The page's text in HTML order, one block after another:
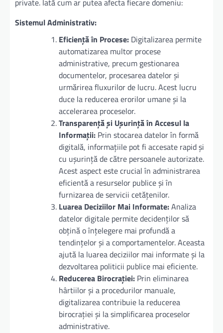
private. Iată cum ar putea afecta fiecare domeniu:
Sistemul Administrativ:
Eficiență în Procese: Digitalizarea permite
automatizarea multor procese
administrative, precum gestionarea
documentelor, procesarea datelor și
urmărirea fluxurilor de lucru. Acest lucru
duce la reducerea erorilor umane și la
accelerarea proceselor.
Transparență și Ușurință în Accesul la
Informații: Prin stocarea datelor în formă
digitală, informațiile pot fi accesate rapid și
cu ușurință de către persoanele autorizate.
Acest aspect este crucial în administrarea
eficientă a resurselor publice și în
furnizarea de servicii cetățenilor.
Luarea Deciziilor Mai Informate:Analiza
datelor digitale permite decidenților să
obțină o înțelegere mai profundă a
tendințelor și a comportamentelor. Aceasta
ajută la luarea deciziilor mai informate și la
dezvoltarea politicii publice mai eficiente.
Reducerea Birocrației: Prin eliminarea
hârtiilor și a procedurilor manuale,
digitalizarea contribuie la reducerea
birocrației și la simplificarea proceselor
administrative.